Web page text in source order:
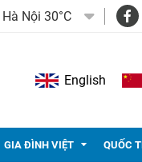
Hà Nội 30°C
English
GIA ĐÌNH VIỆT QUỐC